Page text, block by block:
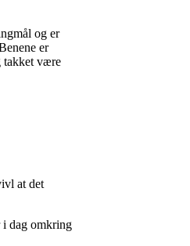
og er
er
takket være
at det
i dag omkring